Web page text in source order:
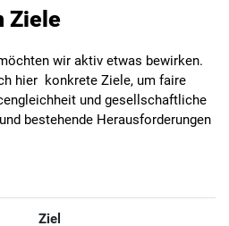
Ziele
wir aktiv etwas bewirken.
hier konkrete Ziele, um faire
und gesellschaftliche
bestehende Herausforderungen
Ziel